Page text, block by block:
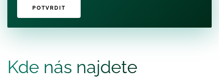
POTVRDIT
Kde nás najdete